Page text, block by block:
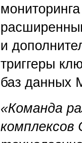
и
триггеры
баз данных
«Команда
комплексов